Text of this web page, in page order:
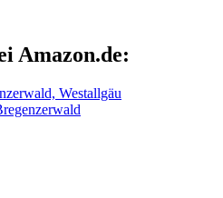
Amazon.de:
Westallgäu